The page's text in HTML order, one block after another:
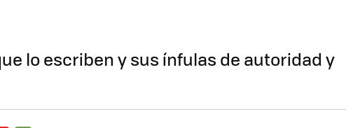
lo escriben y sus ínfulas de autoridad y